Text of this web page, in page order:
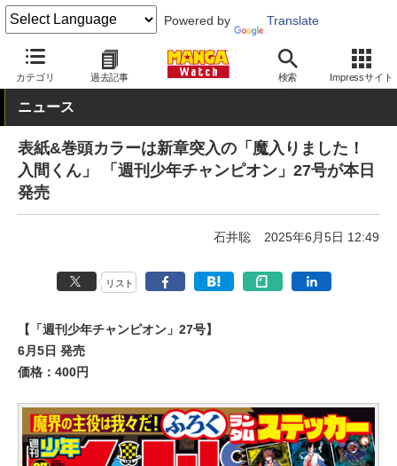
Powered by Translate
カテゴリ 過去記事 検索 Impressサイト
MANGA Watch 雑誌 週刊少年チャンピオン
ニュース
表紙&巻頭カラーは新章突入の「魔入りました！
入間くん」 「週刊少年チャンピオン」27号が本日
発売
石井聡 2025年6月5日 12:49
リスト
【「週刊少年チャンピオン」27号】
6月5日 発売
価格：400円